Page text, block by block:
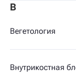
В
Вегетология
Внутрикостная